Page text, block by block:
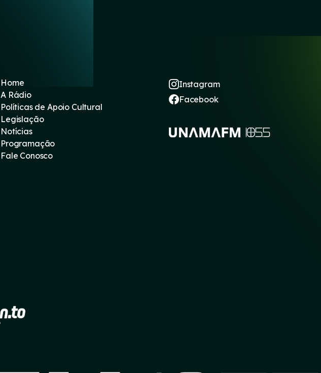
Home
A Rádio
Políticas de Apoio Cultural
Legislação
Notícias
Programação
Fale Conosco
Instagram
Facebook